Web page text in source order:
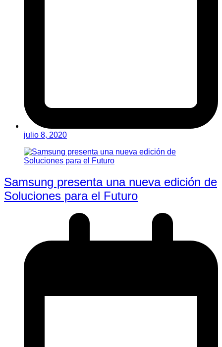
julio 8, 2020
Samsung presenta una nueva edición de
Soluciones para el Futuro